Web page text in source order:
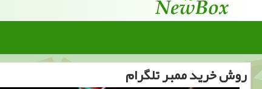
روش خرید ممبر تلگرام